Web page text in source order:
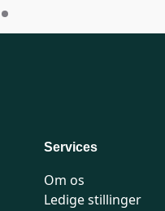
Services
Om os
Ledige stillinger